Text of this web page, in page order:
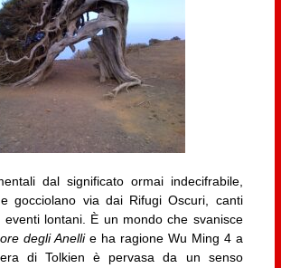
dal significato ormai indecifrabile,
gocciolano via dai Rifugi Oscuri, canti
eventi lontani. È un mondo che svanisce
degli Anellie ha ragione Wu Ming 4 a
di Tolkien è pervasa da un senso